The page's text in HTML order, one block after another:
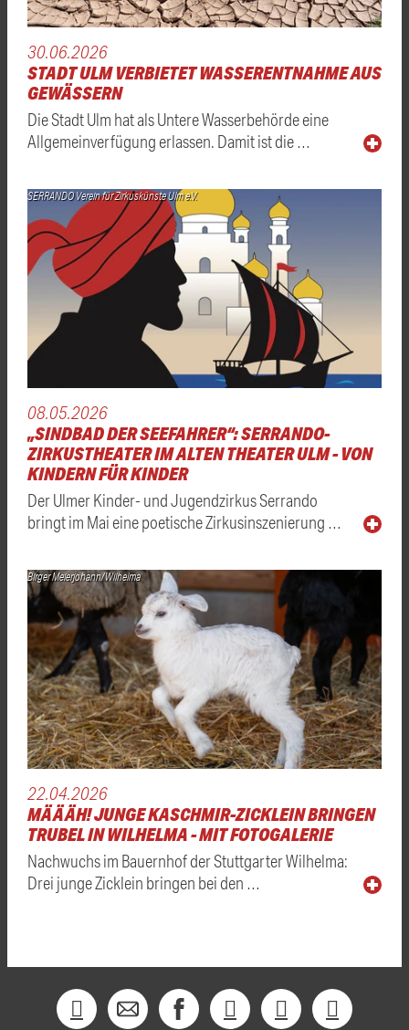
30.06.2026
STADT ULM VERBIETET WASSERENTNAHME AUS
GEWÄSSERN
Die Stadt Ulm hat als Untere Wasserbehörde eine
Allgemeinverfügung erlassen. Damit ist die …
SERRANDO Verein für Zirkuskünste Ulm e.V.
08.05.2026
„SINDBAD DER SEEFAHRER“: SERRANDO-
ZIRKUSTHEATER IM ALTEN THEATER ULM - VON
KINDERN FÜR KINDER
Der Ulmer Kinder- und Jugendzirkus Serrando
bringt im Mai eine poetische Zirkusinszenierung …
Birger Meierjohann/Wilhelma
22.04.2026
MÄÄÄH! JUNGE KASCHMIR-ZICKLEIN BRINGEN
TRUBEL IN WILHELMA - MIT FOTOGALERIE
Nachwuchs im Bauernhof der Stuttgarter Wilhelma:
Drei junge Zicklein bringen bei den …